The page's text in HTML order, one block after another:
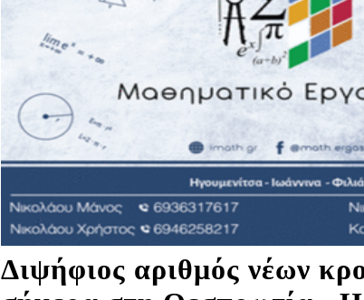
Διψήφιος αριθμός νέων